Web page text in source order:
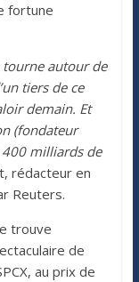
fortune
autour de
tiers de ce
demain. Et
(fondateur
400 milliards de
rédacteur en
Reuters.
trouve
de
au prix de